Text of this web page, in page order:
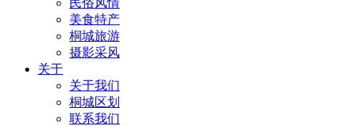
美食特产
桐城旅游
摄影采风
关于
关于我们
桐城区划
联系我们